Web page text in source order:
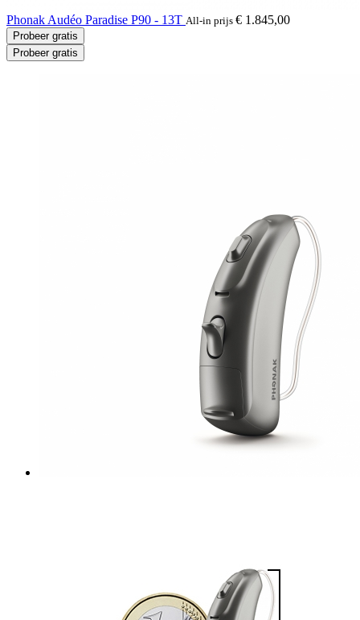
Phonak Audéo Paradise P90 - 13T All-in prijs € 1.845,00
Probeer gratis
Probeer gratis